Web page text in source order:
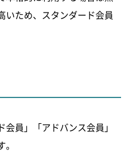
いため、スタンダード会員
員」「アドバンス会員」
。